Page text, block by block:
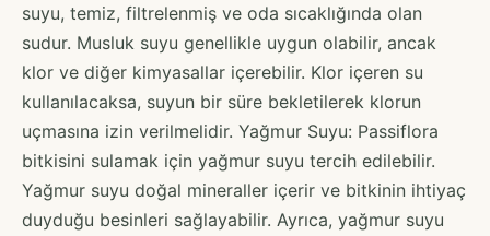
suyu, temiz, filtrelenmiş ve oda sıcaklığında olan
sudur. Musluk suyu genellikle uygun olabilir, ancak
klor ve diğer kimyasallar içerebilir. Klor içeren su
kullanılacaksa, suyun bir süre bekletilerek klorun
uçmasına izin verilmelidir. Yağmur Suyu: Passiflora
bitkisini sulamak için yağmur suyu tercih edilebilir.
Yağmur suyu doğal mineraller içerir ve bitkinin ihtiyaç
duyduğu besinleri sağlayabilir. Ayrıca, yağmur suyu